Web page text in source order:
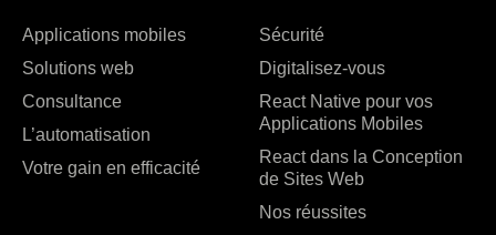
Applications mobiles
Solutions web
Consultance
L’automatisation
Votre gain en efficacité
Sécurité
Digitalisez-vous
React Native pour vos
Applications Mobiles
React dans la Conception
de Sites Web
Nos réussites